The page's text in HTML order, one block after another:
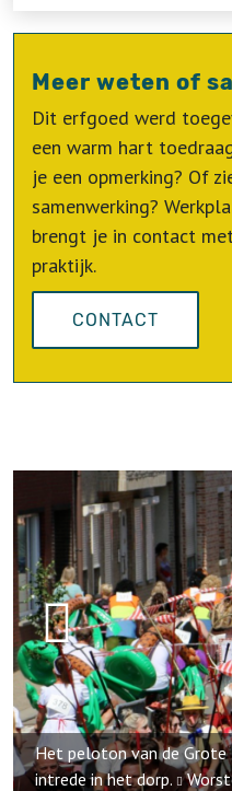
Meer weten of
Dit erfgoed werd
een warm hart
je een opmerking? Of
samenwerking?
brengt je in contact
praktijk.
CONTACT
maakt haar
VZW